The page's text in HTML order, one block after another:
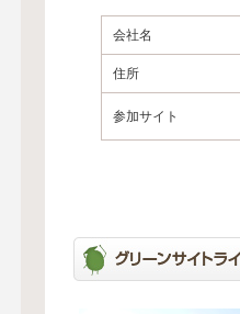
会社名
住所
参加サイト